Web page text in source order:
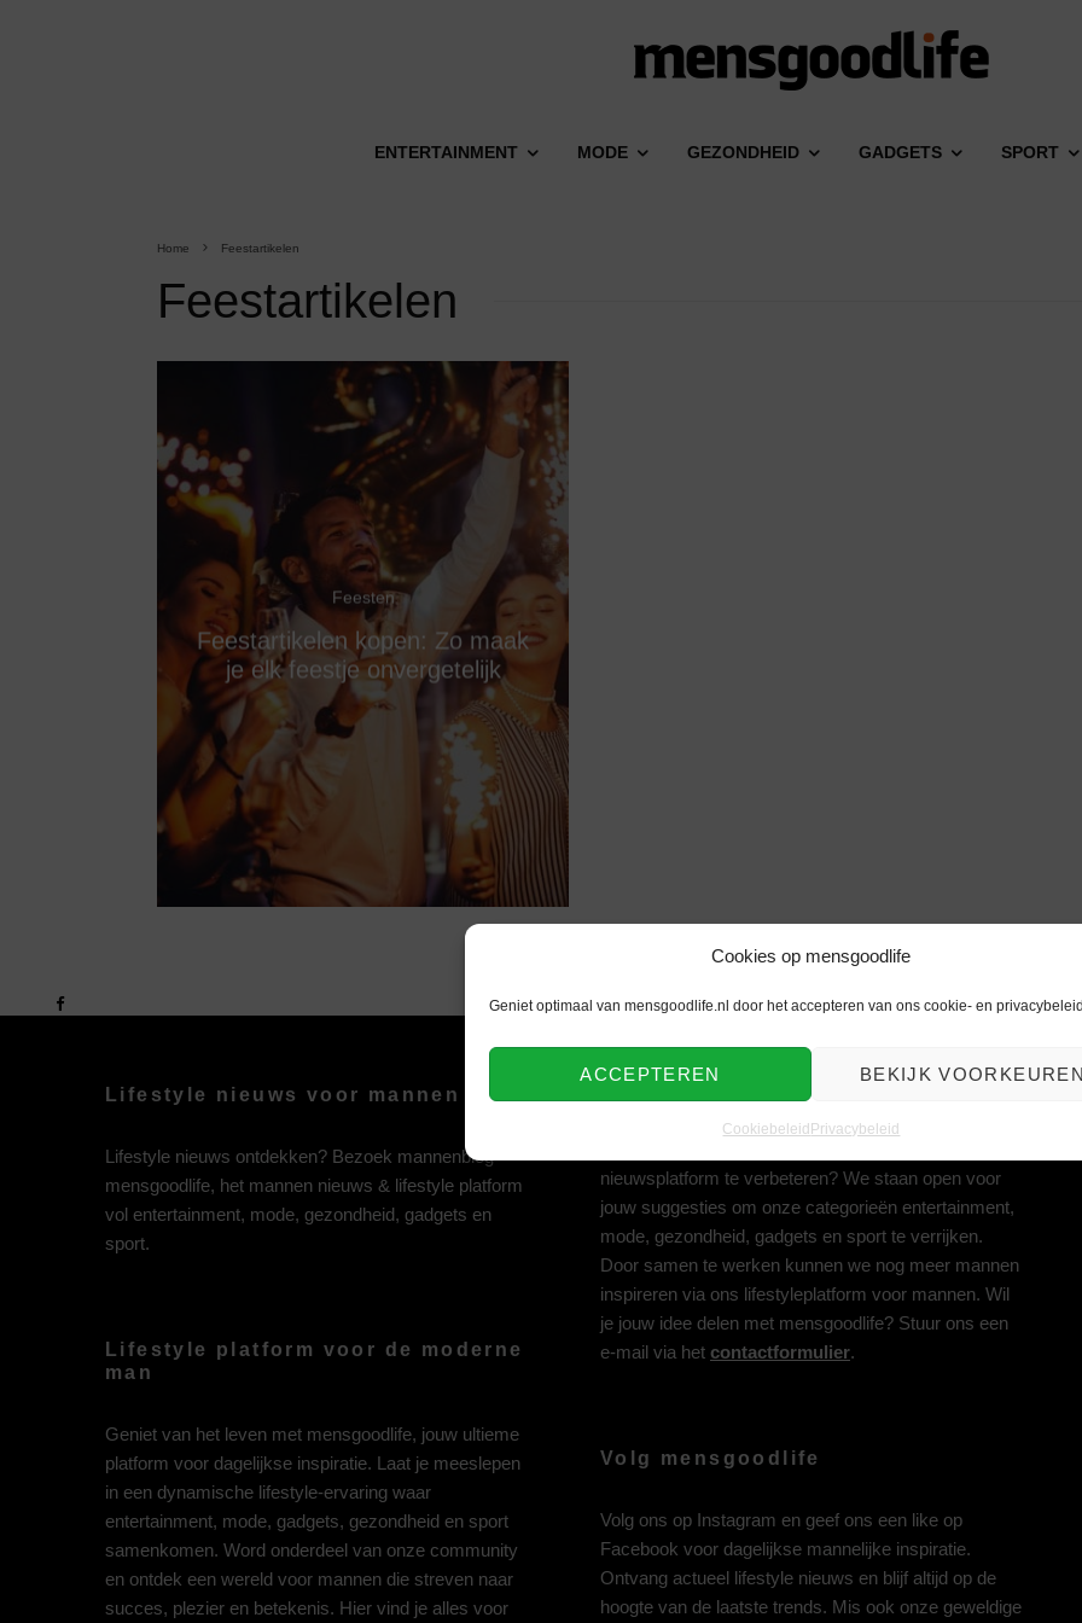
Cookies op mensgoodlife
Geniet optimaal van mensgoodlife.nl door het accepteren van ons cookie- en
ACCEPTEREN BEKIJK
Cookiebeleid Privacybeleid
ENTERTAINMENT MODE GEZONDHEID GADGETS SPORT
Home Feestartikelen
Feestartikelen
Feesten
Feestartikelen kopen: Zo maak
je elk feestje onvergetelijk
Lifestyle nieuws voor mannen
Lifestyle nieuws ontdekken? Bezoek mannenblog
mensgoodlife, het mannen nieuws & lifestyle platform
vol entertainment, mode, gezondheid, gadgets en
sport.
Lifestyle platform voor de moderne
man
Geniet van het leven met mensgoodlife, jouw ultieme
platform voor dagelijkse inspiratie. Laat je meeslepen
in een dynamische lifestyle-ervaring waar
entertainment, mode, gadgets, gezondheid en sport
samenkomen. Word onderdeel van onze community
en ontdek een wereld voor mannen die streven naar
succes, plezier en betekenis. Hier vind je alles voor
Deel jouw idee met ons
nieuwsplatform te verbeteren? We staan open voor
jouw suggesties om onze categorieën entertainment,
mode, gezondheid, gadgets en sport te verrijken.
Door samen te werken kunnen we nog meer mannen
inspireren via ons lifestyleplatform voor mannen. Wil
je jouw idee delen met mensgoodlife? Stuur ons een
e-mail via het contactformulier.
Volg mensgoodlife
Volg ons op Instagram en geef ons een like op
Facebook voor dagelijkse mannelijke inspiratie.
Ontvang actueel lifestyle nieuws en blijf altijd op de
hoogte van de laatste trends. Mis ook onze geweldige